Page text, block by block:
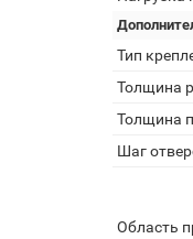
Тип
Толщина
Толщина
Шаг
Область